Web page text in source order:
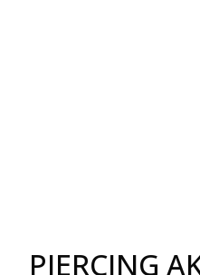
PIERCING